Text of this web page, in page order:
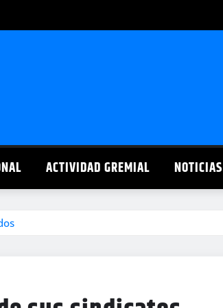
ACTIVIDAD GREMIAL NOTICIAS